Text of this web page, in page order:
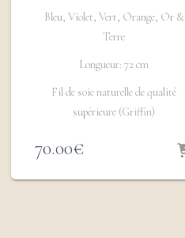
Bleu, Violet, Vert, Orange, Or &
Terre
Longueur: 72 cm
Fil de soie naturelle de qualité
supérieure (Griffin)
70.00€